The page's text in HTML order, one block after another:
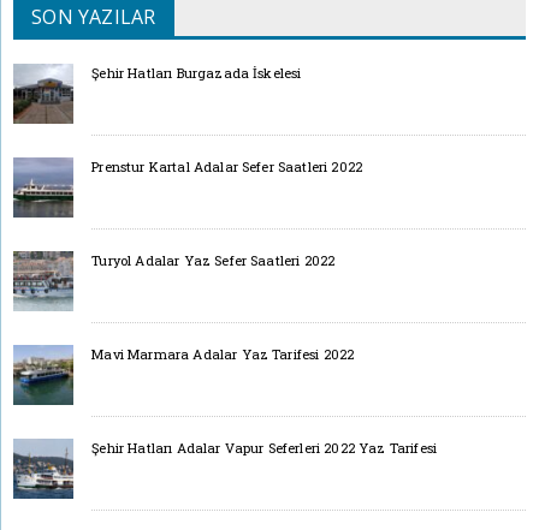
SON YAZILAR
Şehir Hatları Burgazada İskelesi
Prenstur Kartal Adalar Sefer Saatleri 2022
Turyol Adalar Yaz Sefer Saatleri 2022
Mavi Marmara Adalar Yaz Tarifesi 2022
Şehir Hatları Adalar Vapur Seferleri 2022 Yaz Tarifesi